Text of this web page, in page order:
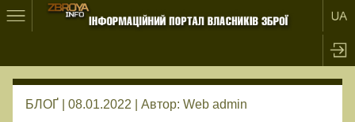
БЛОҐ | 08.01.2022 | Автор: Web admin